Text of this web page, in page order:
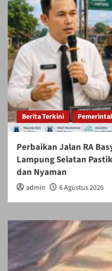
Berita Terkini
Perbaikan Jalan RA
Lampung Selatan
dan Nyaman
admin 6 Agustus 2026